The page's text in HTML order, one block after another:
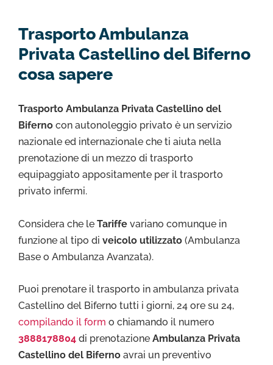
Trasporto Ambulanza
Privata Castellino del Biferno
cosa sapere
Trasporto Ambulanza Privata Castellino del
Biferno con autonoleggio privato è un servizio
nazionale ed internazionale che ti aiuta nella
prenotazione di un mezzo di trasporto
equipaggiato appositamente per il trasporto
privato infermi.
Considera che le Tariffe variano comunque in
funzione al tipo di veicolo utilizzato (Ambulanza
Base o Ambulanza Avanzata).
Puoi prenotare il trasporto in ambulanza privata
Castellino del Biferno tutti i giorni, 24 ore su 24,
compilando il form o chiamando il numero
3888178804 di prenotazione Ambulanza Privata
Castellino del Biferno avrai un preventivo